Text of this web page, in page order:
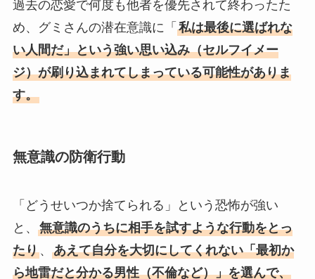
過去の恋愛で何度も他者を優先されて終わったた
め、グミさんの潜在意識に「 私は最後に選ばれな
い人間だ」という強い思い込み（セルフイメー
ジ）が刷り込まれてしまっている可能性がありま
す。
無意識の防衛行動
「どうせいつか捨てられる」という恐怖が強い
と、 無意識のうちに相手を試すような行動をとっ
たり、 あえて自分を大切にしてくれない「最初か
ら地雷だと分かる男性（不倫など）」を選んで、